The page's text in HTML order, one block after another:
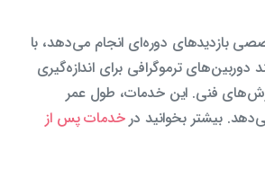
بازدیدهای دوره‌ای انجام می‌دهد، با
دوربین‌های ترموگرافی برای اندازه‌گیری
فنی. این خدمات، طول عمر
بیشتر بخوانید درخدمات پس از